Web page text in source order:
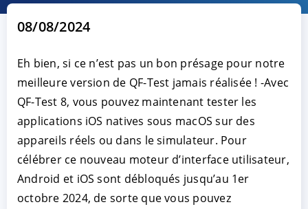
08/08/2024
Eh bien, si ce n’est pas un bon présage pour notre
meilleure version de QF-Test jamais réalisée ! -Avec
QF-Test 8, vous pouvez maintenant tester les
applications iOS natives sous macOS sur des
appareils réels ou dans le simulateur. Pour
célébrer ce nouveau moteur d’interface utilisateur,
Android et iOS sont débloqués jusqu’au 1er
octobre 2024, de sorte que vous pouvez